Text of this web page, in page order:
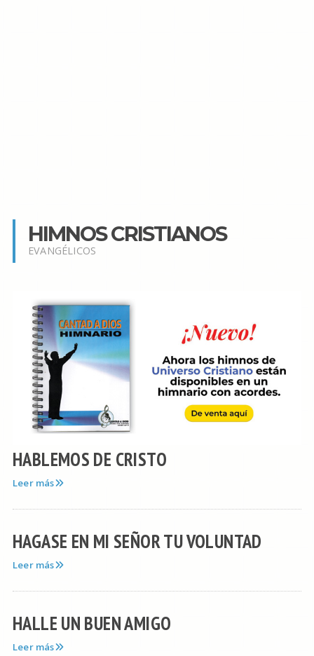
HIMNOS CRISTIANOS
EVANGÉLICOS
HABLEMOS DE CRISTO
Leer más
HAGASE EN MI SEÑOR TU VOLUNTAD
Leer más
HALLE UN BUEN AMIGO
Leer más